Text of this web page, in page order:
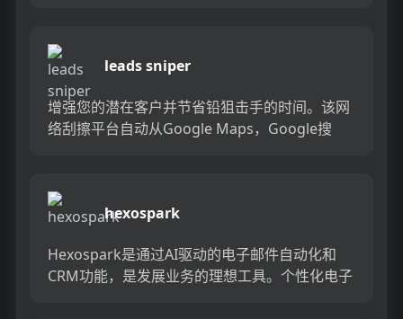
leads sniper
增强您的潜在客户并节省铅狙击手的时间。该网
络刮擦平台自动从Google Maps，Google搜
hexospark
Hexospark是通过AI驱动的电子邮件自动化和
CRM功能，是发展业务的理想工具。个性化电子